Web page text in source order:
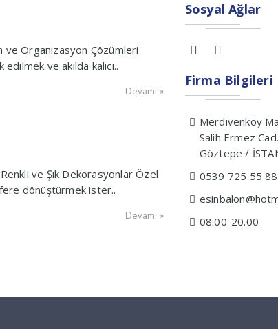
ve Organizasyon Çözümleri
ve akılda kalıcı..
Devamı »
ve Şık Dekorasyonlar Özel
dönüştürmek ister..
Devamı »
Sosyal Ağlar
Firma Bilgileri
Merdivenköy
Salih Ermez
Göztepe /
0539 725 55 88
08.00-20.00